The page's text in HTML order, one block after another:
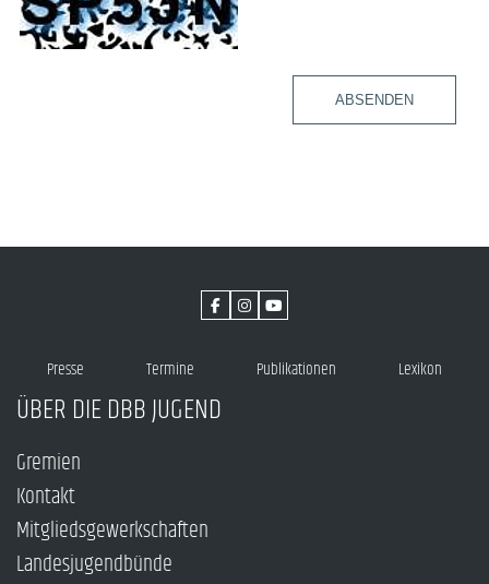
ABSENDEN
Presse Termine Publikationen Lexikon
ÜBER DIE DBB JUGEND
Gremien
Kontakt
Mitgliedsgewerkschaften
Landesjugendbünde